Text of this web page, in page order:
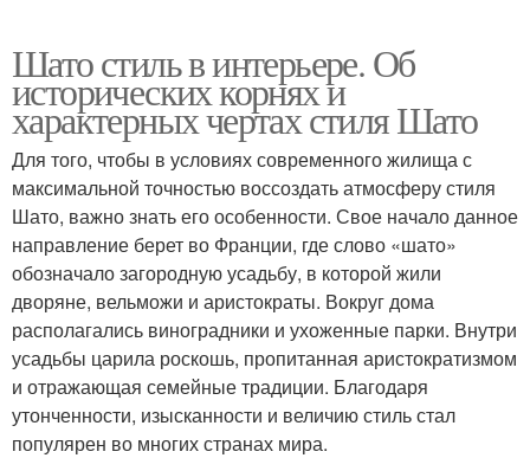
Шато стиль в интерьере. Об
исторических корнях и
характерных чертах стиля Шато
Для того, чтобы в условиях современного жилища с
максимальной точностью воссоздать атмосферу стиля
Шато, важно знать его особенности. Свое начало данное
направление берет во Франции, где слово «шато»
обозначало загородную усадьбу, в которой жили
дворяне, вельможи и аристократы. Вокруг дома
располагались виноградники и ухоженные парки. Внутри
усадьбы царила роскошь, пропитанная аристократизмом
и отражающая семейные традиции. Благодаря
утонченности, изысканности и величию стиль стал
популярен во многих странах мира.